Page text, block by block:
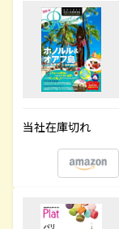
当社在庫切れ